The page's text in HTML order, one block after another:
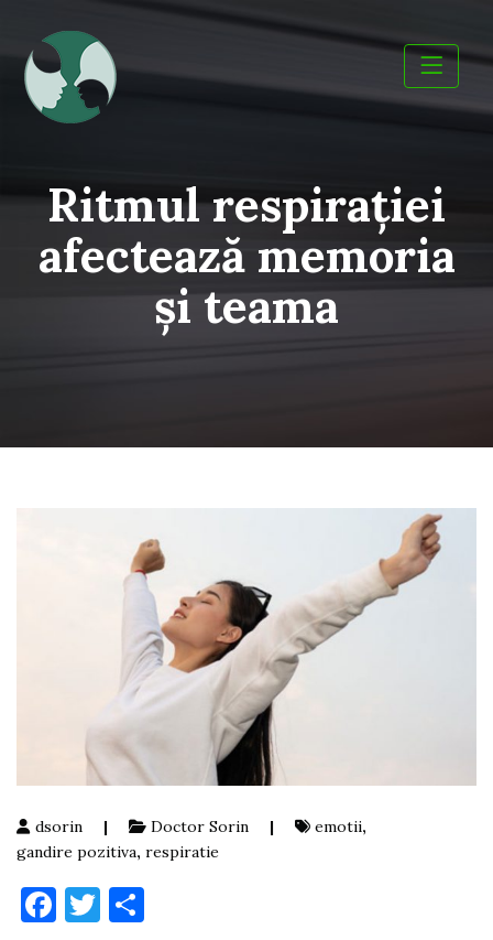
content
Ritmul respiraţiei
afectează memoria
şi teama
dsorin | Doctor Sorin | emotii,
gandire pozitiva, respiratie
Facebook
Twitter